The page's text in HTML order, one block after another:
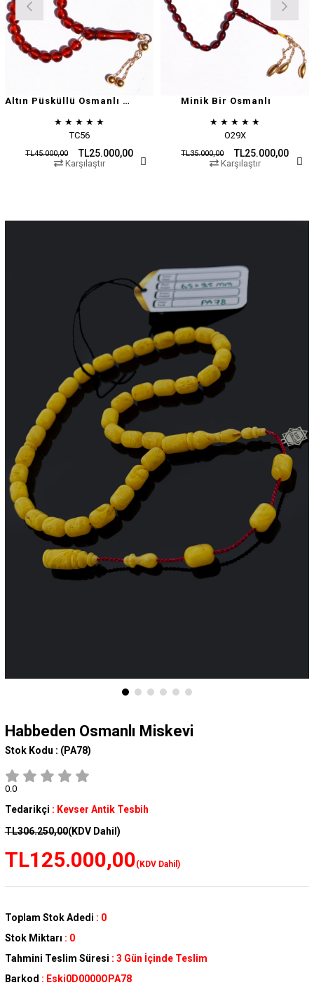
Altın Püsküllü Osmanlı Zar
★ ★ ★
TL25.000,00
Karşılaştır
Minik Bir Osmanlı
★ ★ ★
TL25.000,00
TL35.000,00
Karşılaştır
Habbeden Osmanlı Miskevi
Stok Kodu : (PA78)
0.0
Tedarikçi : Kevser Antik Tesbih
TL306.250,00(KDV Dahil)
TL125.000,00(KDV Dahil)
Toplam Stok Adedi : 0
Stok Miktarı : 0
Tahmini Teslim Süresi : 3 Gün İçinde Teslim
Barkod : Eski0D0000OPA78